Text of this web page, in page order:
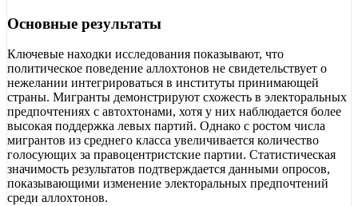
Основные результаты
Ключевые находки исследования показывают, что
политическое поведение аллохтонов не свидетельствует о
нежелании интегрироваться в институты принимающей
страны. Мигранты демонстрируют схожесть в электоральных
предпочтениях с автохтонами, хотя у них наблюдается более
высокая поддержка левых партий. Однако с ростом числа
мигрантов из среднего класса увеличивается количество
голосующих за правоцентристские партии. Статистическая
значимость результатов подтверждается данными опросов,
показывающими изменение электоральных предпочтений
среди аллохтонов.